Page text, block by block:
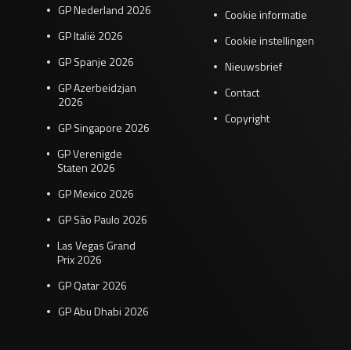
GP Nederland 2026
GP Italië 2026
GP Spanje 2026
GP Azerbeidzjan
2026
GP Singapore 2026
GP Verenigde
Staten 2026
GP Mexico 2026
GP São Paulo 2026
Las Vegas Grand
Prix 2026
GP Qatar 2026
GP Abu Dhabi 2026
Cookie informatie
Cookie instellingen
Nieuwsbrief
Contact
Copyright